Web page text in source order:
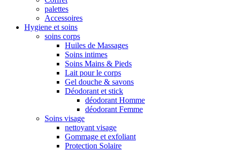
palettes
Accessoires
Hygiene et soins
soins corps
Huiles de Massages
Soins intimes
Soins Mains & Pieds
Lait pour le corps
Gel douche & savons
Déodorant et stick
déodorant Homme
déodorant Femme
Soins visage
nettoyant visage
Gommage et exfoliant
Protection Solaire